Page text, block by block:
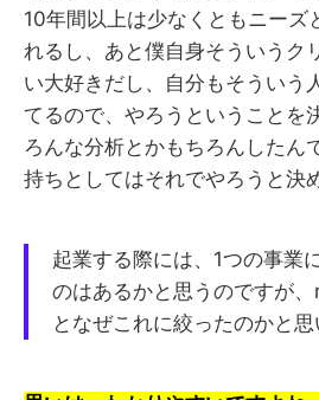
10年間以上は少なくともニーズ
れるし、あと僕自身そういうク
い大好きだし、自分もそういう
てるので、やろうということを
ろんな分析とかもちろんしたん
持ちとしてはそれでやろうと決
起業する際には、1つの事業
のはあるかと思うのですが
となぜこれに絞ったのかと